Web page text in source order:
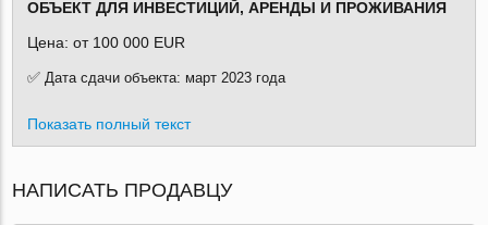
ОБЪЕКТ ДЛЯ ИНВЕСТИЦИЙ, АРЕНДЫ И ПРОЖИВАНИЯ
Цена: от 100 000 EUR
✅ Дата сдачи объекта: март 2023 года
Показать полный текст
НАПИСАТЬ ПРОДАВЦУ